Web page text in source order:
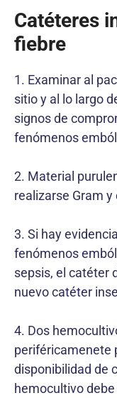
Catéteres
fiebre
1. Examinar al
sitio y al lo largo
signos de
fenómenos
2. Material
realizarse Gram y
3. Si hay
fenómenos
sepsis, el catéter
nuevo catéter
4. Dos
periféricamenete
disponibilidad de
hemocultivo